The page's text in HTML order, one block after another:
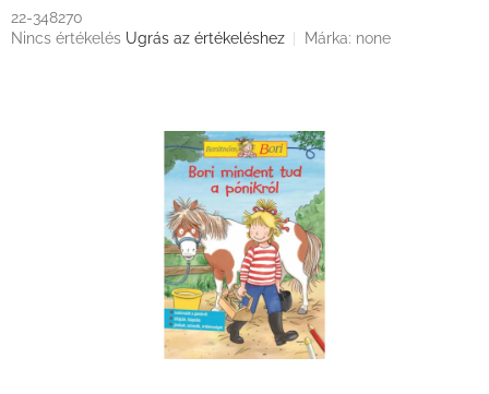
22-348270
A
Nincs értékelés Ugrás az értékeléshez Márka: none